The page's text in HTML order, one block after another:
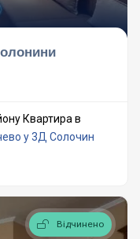
Квартира в
у 3Д Солочин
Відчинено